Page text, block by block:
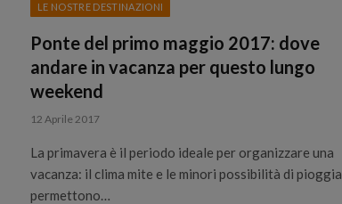
LE NOSTRE DESTINAZIONI
Ponte del primo maggio 2017: dove
andare in vacanza per questo lungo
weekend
12 Aprile 2017
La primavera è il periodo ideale per organizzare una
vacanza: il clima mite e le minori possibilità di pioggia
permettono…